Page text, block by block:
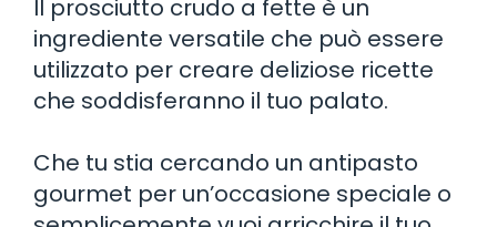
Il prosciutto crudo a fette è un
ingrediente versatile che può essere
utilizzato per creare deliziose ricette
che soddisferanno il tuo palato.
Che tu stia cercando un antipasto
gourmet per un’occasione speciale o